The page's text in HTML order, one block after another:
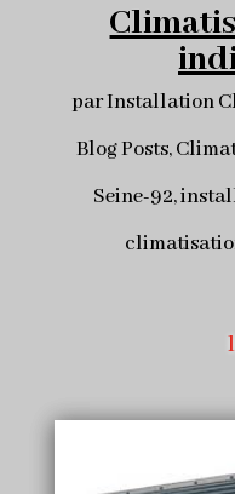
parInstallation
Blog Posts,
Seine-92,